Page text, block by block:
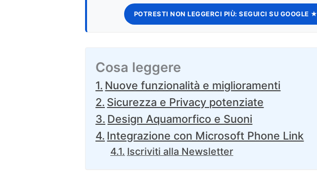
POTRESTI NON LEGGERCI PIÙ: SEGUICI SU GOOGLE ★
Cosa leggere
Nuove funzionalità e miglioramenti
Sicurezza e Privacy potenziate
Design Aquamorfico e Suoni
Integrazione con Microsoft Phone Link
Iscriviti alla Newsletter